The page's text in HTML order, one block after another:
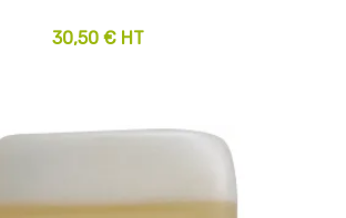
30,50 € HT